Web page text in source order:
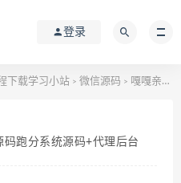
登录
下载学习小站 > 微信源码 > 嘎嘎亲测–全新UI大气的抢单源码跑分系统源码+代理后台+商户后台图文搭建教程
跑分系统源码+代理后台